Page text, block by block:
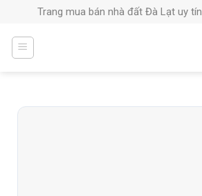
content
Trang mua bán nhà đất Đà Lạt uy tín